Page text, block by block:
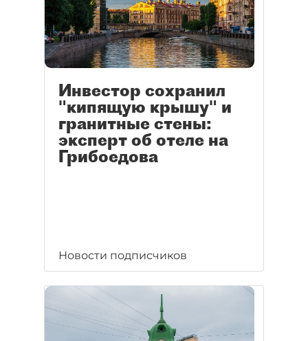
Инвестор сохранил
"кипящую крышу" и
гранитные стены:
эксперт об отеле на
Грибоедова
Новости подписчиков